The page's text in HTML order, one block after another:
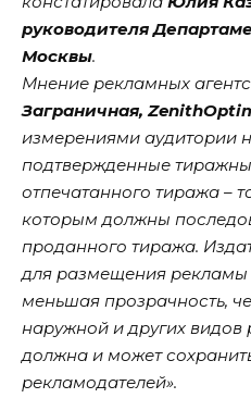
руководителя
Москвы.
Мнение рекламных
Заграничная,
измерениями аудитории
подтвержденные
отпечатанного тиража –
которым должны
проданного тиража.
для размещения рекламы
меньшая прозрачность,
наружной и других
должна и может
рекламодателей».